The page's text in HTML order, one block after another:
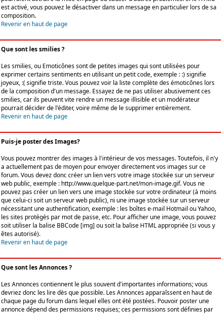
est activé, vous pouvez le désactiver dans un message en particulier lors de sa
composition.
Revenir en haut de page
Que sont les smilies ?
Les smilies, ou Emoticônes sont de petites images qui sont utilisées pour
exprimer certains sentiments en utilisant un petit code, exemple : :) signifie
joyeux, :( signifie triste. Vous pouvez voir la liste complète des émoticônes lors
de la composition d'un message. Essayez de ne pas utiliser abusivement ces
smilies, car ils peuvent vite rendre un message illisible et un modérateur
pourrait décider de l'éditer, voire même de le supprimer entièrement.
Revenir en haut de page
Puis-je poster des Images?
Vous pouvez montrer des images à l'intérieur de vos messages. Toutefois, il n'y
a actuellement pas de moyen pour envoyer directement vos images sur ce
forum. Vous devez donc créer un lien vers votre image stockée sur un serveur
web public, exemple : http://www.quelque-part.net/mon-image.gif. Vous ne
pouvez pas créer un lien vers une image stockée sur votre ordinateur (à moins
que celui-ci soit un serveur web public), ni une image stockée sur un serveur
nécessitant une authentification, exemple : les boîtes e-mail Hotmail ou Yahoo,
les sites protégés par mot de passe, etc. Pour afficher une image, vous pouvez
soit utiliser la balise BBCode [img] ou soit la balise HTML appropriée (si vous y
êtes autorisé).
Revenir en haut de page
Que sont les Annonces ?
Les Annonces contiennent le plus souvent d'importantes informations; vous
devriez donc les lire dès que possible. Les Annonces apparaîssent en haut de
chaque page du forum dans lequel elles ont été postées. Pouvoir poster une
annonce dépend des permissions requises; ces permissions sont définies par